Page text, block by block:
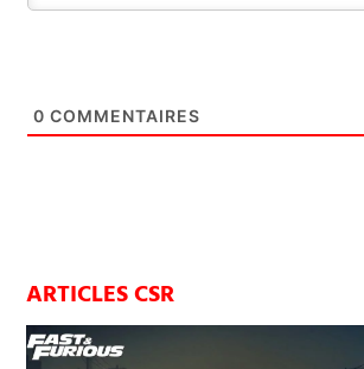
0 COMMENTAIRES
ARTICLES CSR